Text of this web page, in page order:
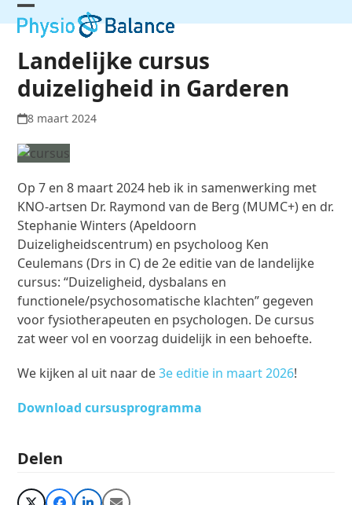
Skip
to Open
mobile
menu
Close
mobile
menu
Landelijke cursus
duizeligheid in Garderen
8 maart 2024
Op 7 en 8 maart 2024 heb ik in samenwerking met
KNO-artsen Dr. Raymond van de Berg (MUMC+) en dr.
Stephanie Winters (Apeldoorn
Duizeligheidscentrum) en psycholoog Ken
Ceulemans (Drs in C) de 2e editie van de landelijke
cursus: “Duizeligheid, dysbalans en
functionele/psychosomatische klachten” gegeven
voor fysiotherapeuten en psychologen. De cursus
zat weer vol en voorzag duidelijk in een behoefte.
We kijken al uit naar de3e editie in maart 2026!
Download cursusprogramma
Delen